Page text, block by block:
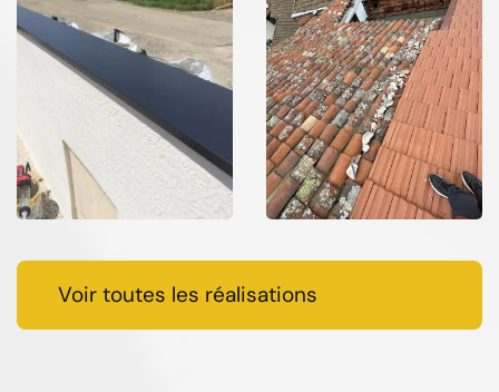
Voir toutes les réalisations